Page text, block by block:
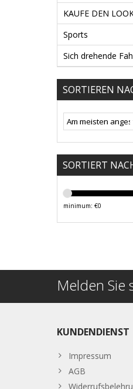
KAUFE DEN
Sports
Sich drehende
SORTIEREN
SORTIERT
minimum: €0
Melden Sie
KUNDENDIENST
Impressum
AGB